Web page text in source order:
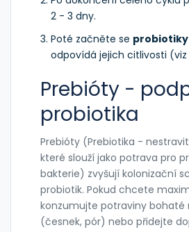
2 - 3 dny.
Poté začněte se probiotiky
odpovídá jejich citlivosti (viz
Prebióty -
probiotika
Prebióty (Prebiotika -
které slouží jako potrava pro
bakterie) zvyšují kolonizační
probiotik. Pokud chcete
konzumujte potraviny bohaté
(česnek, pór) nebo přidejte